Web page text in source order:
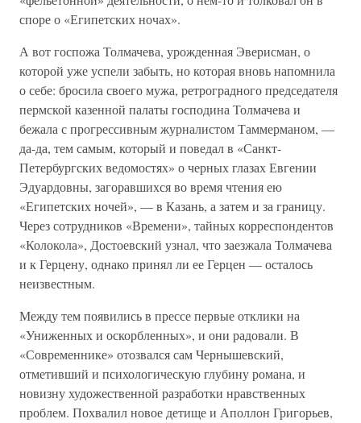
споре о «Египетских ночах».
А вот госпожа Толмачева, урожденная Эверисман, о
которой уже успели забыть, но которая вновь напомнила
о себе: бросила своего мужа, ретроградного председателя
пермской казенной палаты господина Толмачева и
бежала с прогрессивным журналистом Таммерманом, —
да-да, тем самым, который и поведал в «Санкт-
Петербургских ведомостях» о черных глазах Евгении
Эдуардовны, загоравшихся во время чтения ею
«Египетских ночей», — в Казань, а затем и за границу.
Через сотрудников «Времени», тайных корреспондентов
«Колокола», Достоевский узнал, что заезжала Толмачева
и к Герцену, однако принял ли ее Герцен — осталось
неизвестным.
Между тем появились в прессе первые отклики на
«Униженных и оскорбленных», и они радовали. В
«Современнике» отозвался сам Чернышевский,
отметивший и психологическую глубину романа, и
новизну художественной разработки нравственных
проблем. Похвалил новое детище и Аполлон Григорьев,